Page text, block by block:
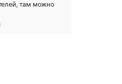
там можно